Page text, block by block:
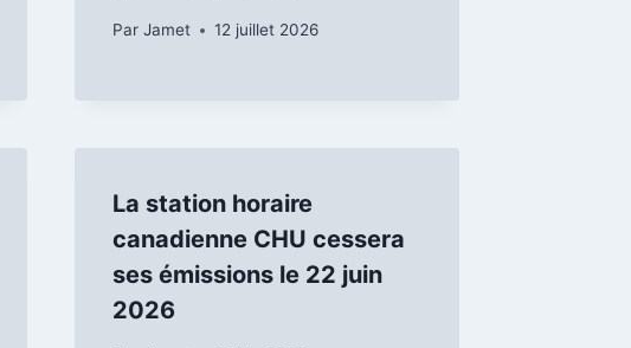
Par Jamet 12 juillet 2026
La station horaire
canadienne CHU cessera
ses émissions le 22 juin
2026